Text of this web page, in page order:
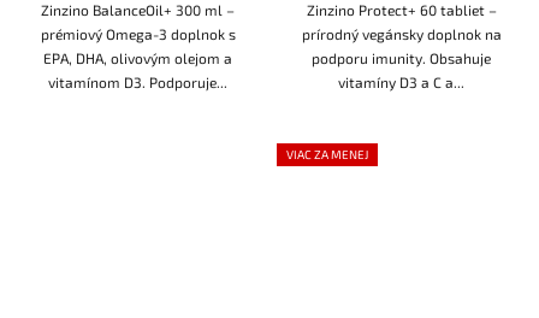
Zinzino BalanceOil+ 300 ml –
prémiový Omega-3 doplnok s
EPA, DHA, olivovým olejom a
vitamínom D3. Podporuje...
Zinzino Protect+ 60 tabliet –
prírodný vegánsky doplnok na
podporu imunity. Obsahuje
vitamíny D3 a C a...
VIAC ZA MENEJ